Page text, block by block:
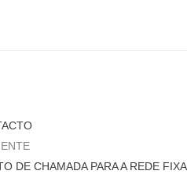
DE CHAMADA PARA A REDE FIXA